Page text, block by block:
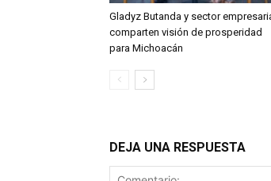
Gladyz Butanda y sector
comparten visión de prosperidad
para Michoacán
DEJA UNA RESPUESTA